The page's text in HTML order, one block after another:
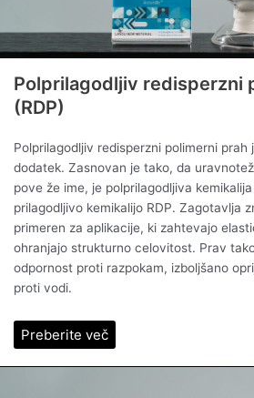
Polprilagodljiv redisperzni
(RDP)
Polprilagodljiv redisperzni polimerni prah
dodatek. Zasnovan je tako, da
pove že ime, je polprilagodljiva
prilagodljivo kemikalijo RDP. Zagotavlja
primeren za aplikacije, ki zahtevajo
ohranjajo strukturno celovitost. Prav
odpornost proti razpokam, izboljšano
proti vodi.
Preberite več